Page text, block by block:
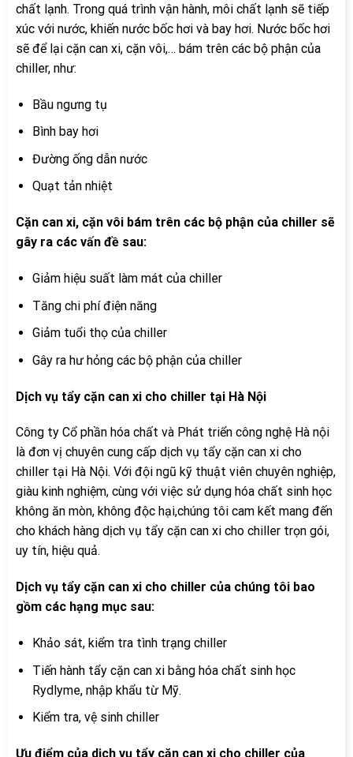
chất lạnh. Trong quá trình vận hành, môi chất lạnh sẽ tiếp
xúc với nước, khiến nước bốc hơi và bay hơi. Nước bốc hơi
sẽ để lại cặn can xi, cặn vôi,… bám trên các bộ phận của
chiller, như:
Bầu ngưng tụ
Bình bay hơi
Đường ống dẫn nước
Quạt tản nhiệt
Cặn can xi, cặn vôi bám trên các bộ phận của chiller sẽ
gây ra các vấn đề sau:
Giảm hiệu suất làm mát của chiller
Tăng chi phí điện năng
Giảm tuổi thọ của chiller
Gây ra hư hỏng các bộ phận của chiller
Dịch vụ tẩy cặn can xi cho chiller tại Hà Nội
Công ty Cổ phần hóa chất và Phát triển công nghệ Hà nội
là đơn vị chuyên cung cấp dịch vụ tẩy cặn can xi cho
chiller tại Hà Nội. Với đội ngũ kỹ thuật viên chuyên nghiệp,
giàu kinh nghiệm, cùng với việc sử dụng hóa chất sinh học
không ăn mòn, không độc hại,chúng tôi cam kết mang đến
cho khách hàng dịch vụ tẩy cặn can xi cho chiller trọn gói,
uy tín, hiệu quả.
Dịch vụ tẩy cặn can xi cho chiller của chúng tôi bao
gồm các hạng mục sau:
Khảo sát, kiểm tra tình trạng chiller
Tiến hành tẩy cặn can xi bằng hóa chất sinh học
Rydlyme, nhập khẩu từ Mỹ.
Kiểm tra, vệ sinh chiller
Ưu điểm của dịch vụ tẩy cặn can xi cho chiller của